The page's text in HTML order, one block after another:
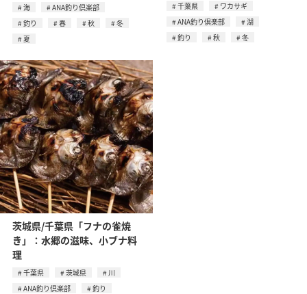
海
ANA釣り倶楽部
釣り
春 秋
冬
夏
千葉県
ワカサギ
ANA釣り倶楽部
湖
釣り
秋 冬
茨城県/千葉県「フナの雀焼
き」：水郷の滋味、小ブナ料
理
千葉県 茨城県
川
ANA釣り倶楽部
釣り